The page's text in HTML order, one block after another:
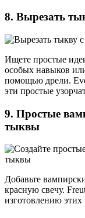
8. Вырезать
Ищете простые
особых навыков
помощью дрели.
эти простые
9. Простые
тыквы
Добавьте
красную свечу.
изготовлению